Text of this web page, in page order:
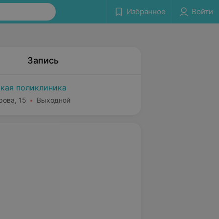
Избранное Войти
Запись
поликлиника
15 Выходной